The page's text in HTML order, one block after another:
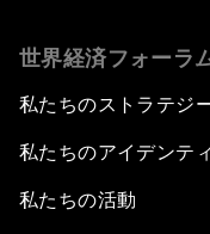
世界経済フォーラ
私たちのストラテジ
私たちのアイデンテ
私たちの活動